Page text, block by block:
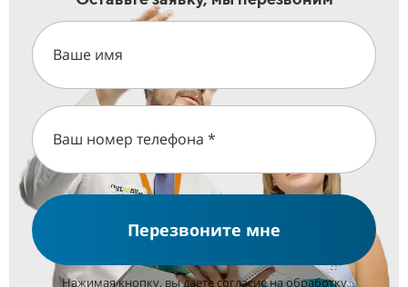
Перезвоните мне
Нажимая кнопку, вы даете согласие наобработку